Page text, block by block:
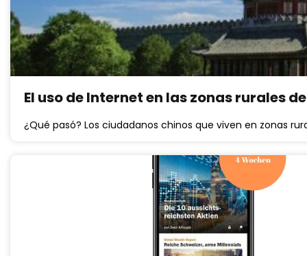
El uso de Internet en las zonas rurales
¿Qué pasó? Los ciudadanos chinos que viven en zonas